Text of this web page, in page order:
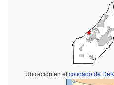
Ubicación en elcondado de